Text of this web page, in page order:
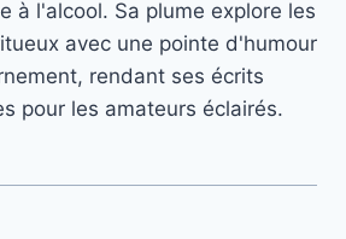
à l'alcool. Sa plume explore les
avec une pointe d'humour
rendant ses écrits
pour les amateurs éclairés.